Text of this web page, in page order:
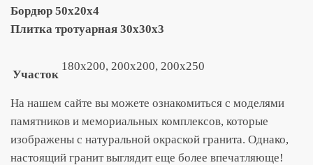
Бордюр 50х20х4
Плитка тротуарная 30х30х3
Участок
180х200, 200х200, 200х250
На нашем сайте вы можете ознакомиться с моделями
памятников и мемориальных комплексов, которые
изображены с натуральной окраской гранита. Однако,
настоящий гранит выглядит еще более впечатляюще!